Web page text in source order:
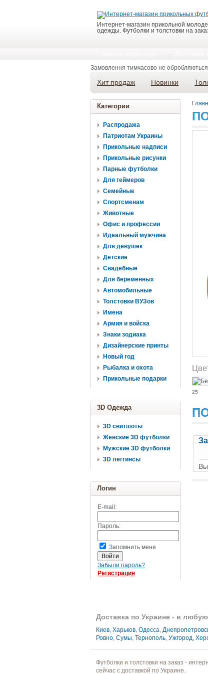
Интернет-магазин прикольной
одежды. Футболки и толстовки на
Замовлення тимчасово не обробляються
Хит продаж Новинки
Категории
Распродажа
Патриотам Украины
Прикольные надписи
Прикольные рисунки
Парные футболки
Для геймеров
Семейные
Спортсменам
Животные
Офис и профессии
Идеальный мужчина
Для девушек
Детские
Свадебные
Для беременных
Автомобильные
Толстовки ВУЗов
Имена
Армия и войска
Знаки зодиака
Дизайнерские принты
Новый год
Рыбалка и охота
Прикольные подарки
3D Одежда
3D свитшоты
Женские 3D футболки
Мужские 3D футболки
3D леггинсы
Логин
E-mail:
Пароль:
Запомнить меня
Забыли пароль?
Регистрация
25
Доставка по Украине - в
Киев, Харьков, Одесса,
Ровно, Сумы, Тернополь, Ужгород,
Футболки и толстовки на заказ -
сейчас с доставкой по Украине.